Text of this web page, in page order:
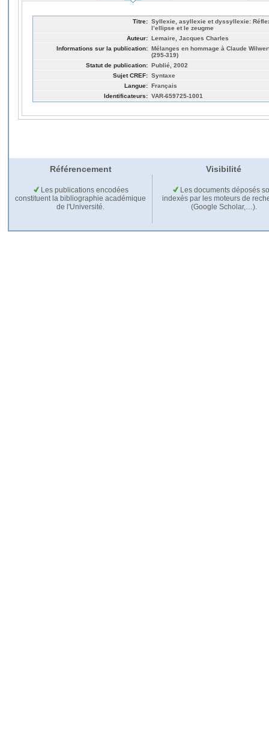
Titre: Syllexie, asyllexie et dyssyllexie:
l’ellipse et le zeugme
Auteur: Lemaire, Jacques Charles
Informations sur la publication: Mélanges en hommage à Claude
(295-319)
Statut de publication: Publié, 2002
Sujet CREF: Syntaxe
Langue: Français
Identificateurs: VAR-659725-1001
Référencement Visibilité
Les publications encodées
constituent la bibliographie académique
de l'Université.
Les documents déposés
indexés par les moteurs de
(Google Scholar,…).